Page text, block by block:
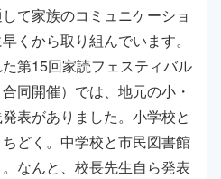
て家族のコミュニケーショ
くから取り組んでいます。
第15回家読フェスティバル
同開催）では、地元の小・
表がありました。小学校と
どく。中学校と市民図書館
なんと、校長先生自ら発表